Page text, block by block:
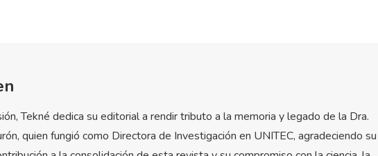
Tekné dedica su editorial a rendir tributo a la memoria y legado de la Dra.
quien fungió como Directora de Investigación en UNITEC, agradeciendo su